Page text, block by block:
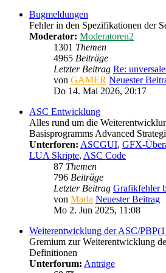
Bugmeldungen
Fehler in den Spezifikationen der
Moderator: Moderatoren2
1301 Themen
4965 Beiträge
Letzter Beitrag Re:
von GAMER Neuester
Do 14. Mai 2026, 20:17
ASC Entwicklung
Alles rund um die
Basisprogramms Advanced
Unterforen: ASCGUI, GFX-
LUA Skripte, ASC Code
87 Themen
796 Beiträge
Letzter Beitrag Grafikfehler
von Marla Neuester Beitrag
Mo 2. Jun 2025, 11:08
Weiterentwicklung der ASC/
Gremium zur Weiterentwicklung
Definitionen
Unterforum: Anträge